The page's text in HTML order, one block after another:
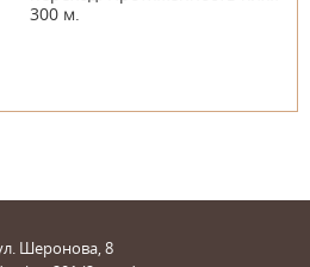
300 м.
Шеронова, 8